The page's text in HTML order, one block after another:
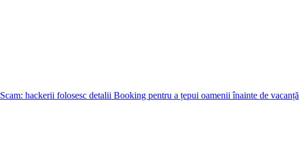
Scam: hackerii folosesc detalii Booking pentru a țepui oamenii înainte de vacanță